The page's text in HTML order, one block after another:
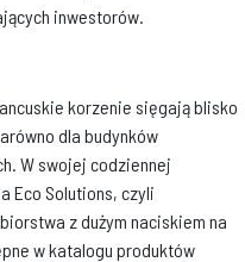
inwestorów.
korzenie sięgają blisko
dla budynków
W swojej codziennej
Eco Solutions, czyli
z dużym naciskiem na
w katalogu produktów